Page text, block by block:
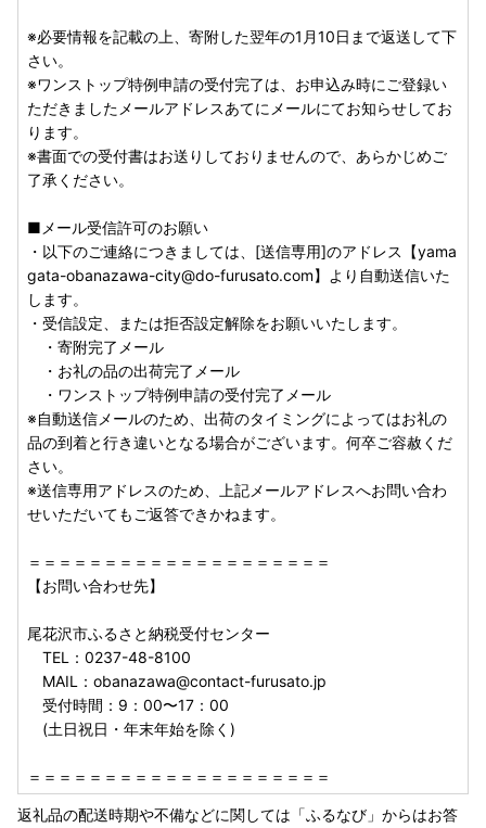
※必要情報を記載の上、寄附した翌年の1月10日まで返送して下
さい。
※ワンストップ特例申請の受付完了は、お申込み時にご登録い
ただきましたメールアドレスあてにメールにてお知らせしてお
ります。
※書面での受付書はお送りしておりませんので、あらかじめご
了承ください。
■メール受信許可のお願い
・以下のご連絡につきましては、[送信専用]のアドレス【yama
gata-obanazawa-city@do-furusato.com】より自動送信いた
します。
・受信設定、または拒否設定解除をお願いいたします。
・寄附完了メール
・お礼の品の出荷完了メール
・ワンストップ特例申請の受付完了メール
※自動送信メールのため、出荷のタイミングによってはお礼の
品の到着と行き違いとなる場合がございます。何卒ご容赦くだ
さい。
※送信専用アドレスのため、上記メールアドレスへお問い合わ
せいただいてもご返答できかねます。
＝＝＝＝＝＝＝＝＝＝＝＝＝＝＝＝＝＝＝＝
【お問い合わせ先】
尾花沢市ふるさと納税受付センター
TEL：0237-48-8100
MAIL：obanazawa@contact-furusato.jp
受付時間：9：00〜17：00
(土日祝日・年末年始を除く)
＝＝＝＝＝＝＝＝＝＝＝＝＝＝＝＝＝＝＝＝
返礼品の配送時期や不備などに関しては「ふるなび」からはお答